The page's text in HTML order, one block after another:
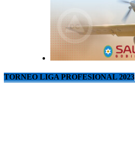
TORNEO LIGA PROFESIONAL 2023